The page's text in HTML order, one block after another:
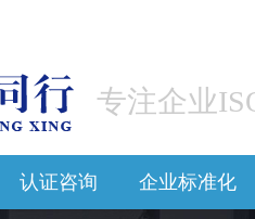
专注企业
认证咨询 企业标准化